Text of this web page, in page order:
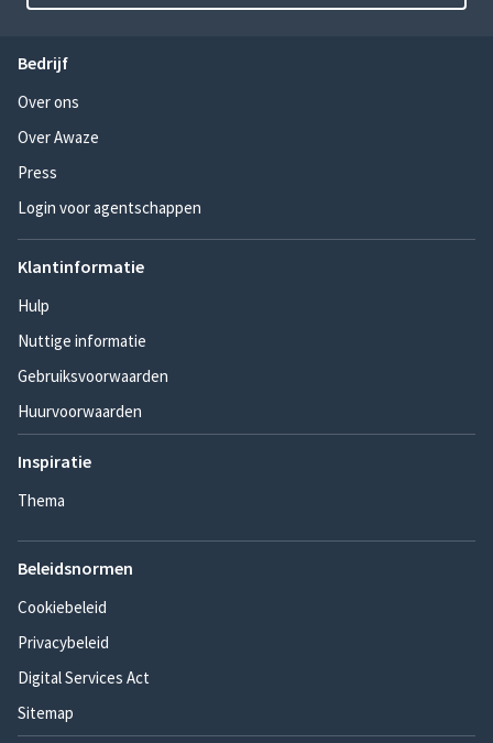
Bedrijf
Over ons
Over Awaze
Press
Login voor agentschappen
Klantinformatie
Hulp
Nuttige informatie
Gebruiksvoorwaarden
Huurvoorwaarden
Inspiratie
Thema
Beleidsnormen
Cookiebeleid
Privacybeleid
Digital Services Act
Sitemap